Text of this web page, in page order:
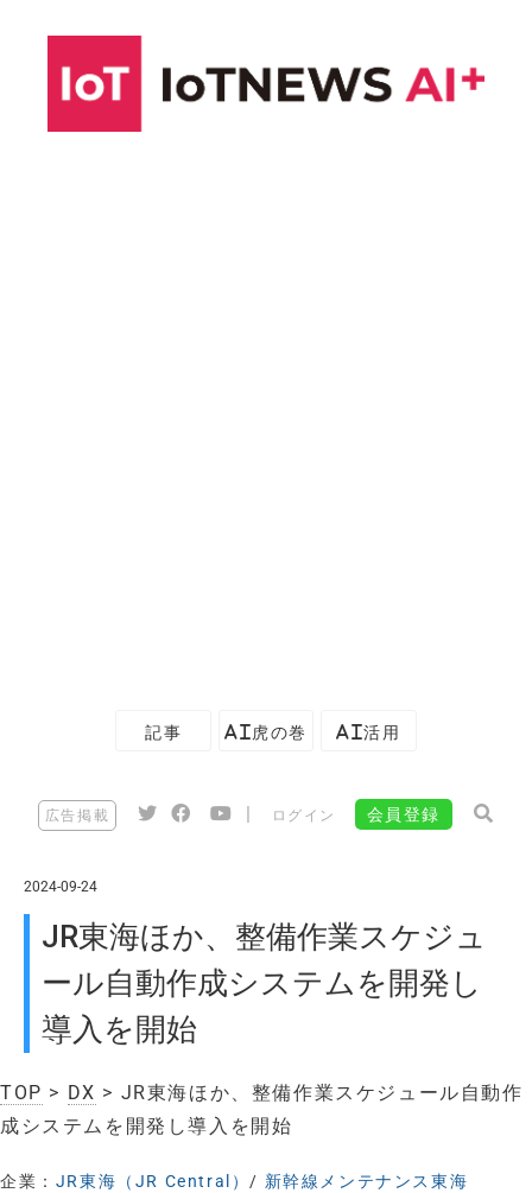
記事 AI虎の巻 AI活用
広告掲載 ログイン 会員登録
2024-09-24
JR東海ほか、整備作業スケジュ
ール自動作成システムを開発し
導入を開始
TOP > DX > JR東海ほか、整備作業スケジュール自動作
成システムを開発し導入を開始
企業： JR東海（JR Central）/ 新幹線メンテナンス東海